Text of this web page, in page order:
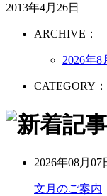
2013年4月26日
ARCHIVE：
2026年8
CATEGORY：
2026年08月07
文月のご案内